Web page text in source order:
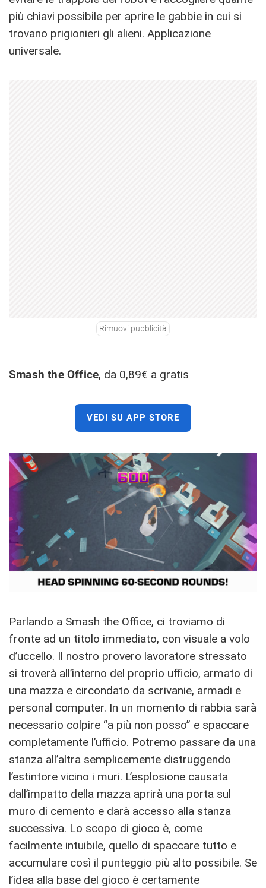
più chiavi possibile per aprire le gabbie in cui si
trovano prigionieri gli alieni. Applicazione
universale.
Rimuovi pubblicità
Smash the Office, da 0,89€ a gratis
VEDI SU APP STORE
Parlando a Smash the Office, ci troviamo di
fronte ad un titolo immediato, con visuale a volo
d’uccello. Il nostro provero lavoratore stressato
si troverà all’interno del proprio ufficio, armato di
una mazza e circondato da scrivanie, armadi e
personal computer. In un momento di rabbia sarà
necessario colpire “a più non posso” e spaccare
completamente l’ufficio. Potremo passare da una
stanza all’altra semplicemente distruggendo
l’estintore vicino i muri. L’esplosione causata
dall’impatto della mazza aprirà una porta sul
muro di cemento e darà accesso alla stanza
successiva. Lo scopo di gioco è, come
facilmente intuibile, quello di spaccare tutto e
accumulare così il punteggio più alto possibile. Se
l’idea alla base del gioco è certamente